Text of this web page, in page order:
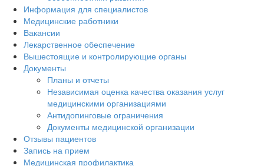
Информация для специалистов
Медицинские работники
Вакансии
Лекарственное обеспечение
Вышестоящие и контролирующие органы
Документы
Планы и отчеты
Независимая оценка качества оказания услуг
медицинскими организациями
Антидопинговые ограничения
Документы медицинской организации
Отзывы пациентов
Запись на прием
Медицинская профилактика